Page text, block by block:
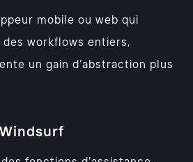
mobile ou web qui
workflows entiers,
un gain d’abstraction plus